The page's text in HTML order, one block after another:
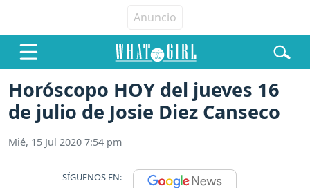
Horóscopo HOY del jueves 16
de julio de Josie Diez Canseco
Mié, 15 Jul 2020 7:54 pm
SÍGUENOS EN: